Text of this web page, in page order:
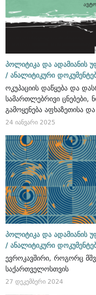
პოლიტიკა და ადამიანის
/ ანალიტიკური
ოკუპაციის დაწყება და დასრულება:
სამართლებრივი ცნებები,
გამოყენება აფხაზეთისა
ოსეთის ოკუპირებულ
24 იანვარი 2025
პოლიტიკა და ადამიანის
/ ანალიტიკური
ევროკავშირი, როგორც
საქართველოსთვის
27 დეკემბერი 2024